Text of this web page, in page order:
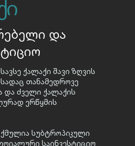
ქალაქი შავი ზღვის
თანამედროვე
და ძველი ქალაქის
ერწყმის
სუბტროპიკული
საინვესტიციო
და